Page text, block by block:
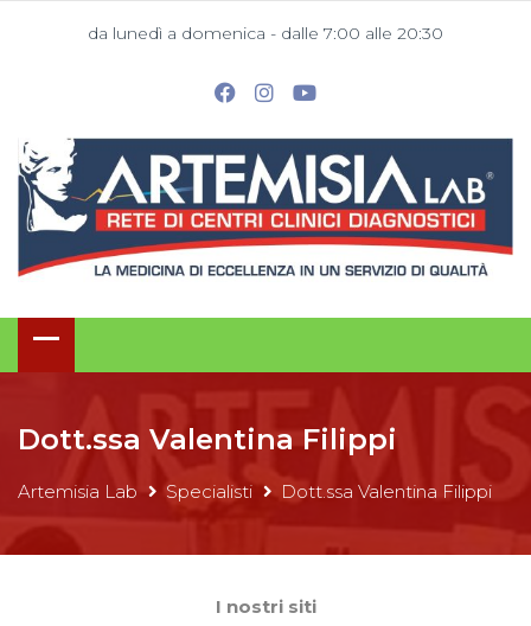
da lunedì a domenica - dalle 7:00 alle 20:30
Dott.ssa Valentina Filippi
Artemisia Lab Specialisti Dott.ssa Valentina Filippi
I nostri siti